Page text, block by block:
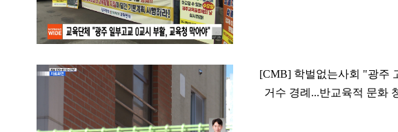
[CMB] 학벌없는사회 "광주
거수 경례...반교육적 문화